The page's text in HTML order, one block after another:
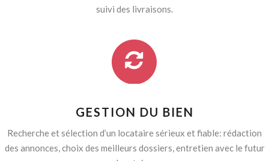
suivi des livraisons.
GESTION DU BIEN
Recherche et sélection d’un locataire sérieux et fiable: rédaction
des annonces, choix des meilleurs dossiers, entretien avec le futur